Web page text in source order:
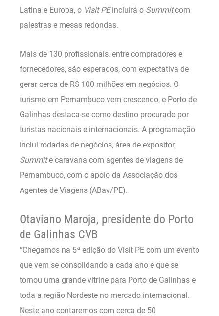
Latina e Europa, o Visit PEincluirá o Summitcom
palestras e mesas redondas.
Mais de 130 profissionais, entre compradores e
fornecedores, são esperados, com expectativa de
gerar cerca de R$ 100 milhões em negócios. O
turismo em Pernambuco vem crescendo, e Porto de
Galinhas destaca-se como destino procurado por
turistas nacionais e internacionais. A programação
inclui rodadas de negócios, área de expositor,
Summite caravana com agentes de viagens de
Pernambuco, com o apoio da Associação dos
Agentes de Viagens (ABav/PE).
Otaviano Maroja, presidente do Porto
de Galinhas CVB
“Chegamos na 5ª edição do Visit PE com um evento
que vem se consolidando a cada ano e que se
tornou uma grande vitrine para Porto de Galinhas e
toda a região Nordeste no mercado internacional.
Neste ano contaremos com cerca de 50